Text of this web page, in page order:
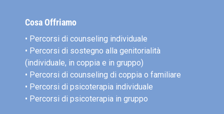
Cosa Offriamo
• Percorsi di counseling individuale
• Percorsi di sostegno alla genitorialità
(individuale, in coppia e in gruppo)
• Percorsi di counseling di coppia o familiare
• Percorsi di psicoterapia individuale
• Percorsi di psicoterapia in gruppo